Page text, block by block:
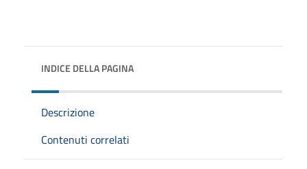
INDICE DELLA PAGINA
Descrizione
Contenuti correlati